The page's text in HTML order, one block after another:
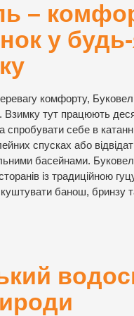
–
у
комфорту,
Взимку тут працюють
спробувати себе в
спусках або
басейнами.
із традиційною
банош, бринзу